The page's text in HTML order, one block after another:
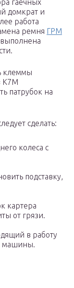
гаечных
домкрат и
работа
ремня ГРМ
клеммы
К7М
патрубок на
сделать:
колеса с
подставку,
картера
от грязи.
в работу
машины.